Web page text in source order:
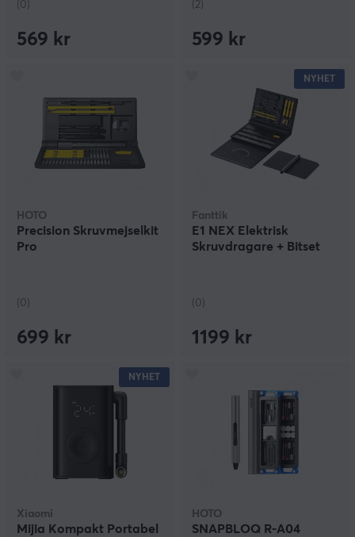
(0)
569 kr
(2)
599 kr
HOTO
Precision Skruvmejselkit
Pro
(0)
699 kr
NYHET
Fanttik
E1 NEX Elektrisk
Skruvdragare + Bitset
(0)
1199 kr
NYHET
Xiaomi
Mijia Kompakt Portabel
HOTO
SNAPBLOQ R-A04